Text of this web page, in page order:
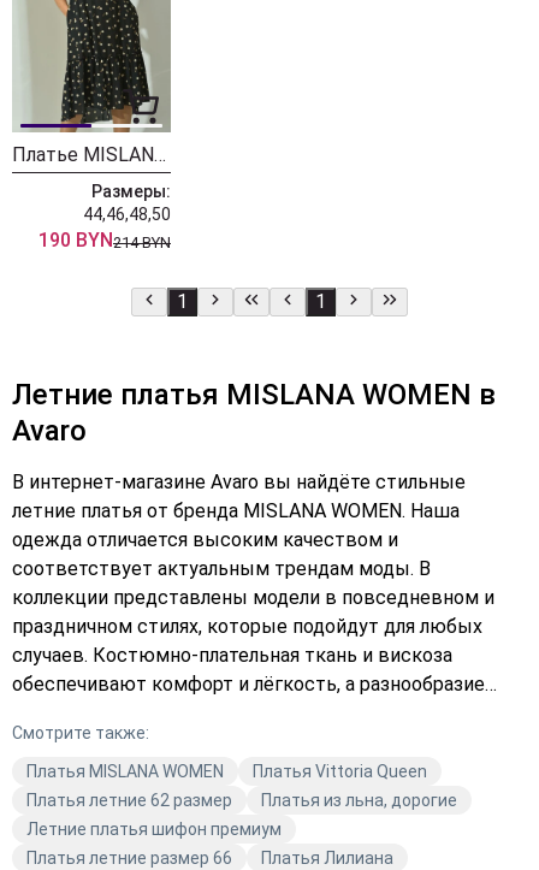
Платье MISLANA WOMEN 537
Размеры:
44,46,48,50
190 BYN214 BYN
1 1
Летние платья MISLANA WOMEN в
Avaro
В интернет-магазине Avaro вы найдёте стильные
летние платья от бренда MISLANA WOMEN. Наша
одежда отличается высоким качеством и
соответствует актуальным трендам моды. В
коллекции представлены модели в повседневном и
праздничном стилях, которые подойдут для любых
случаев. Костюмно-плательная ткань и вискоза
обеспечивают комфорт и лёгкость, а разнообразие
каждой женщине выбрать идеальный вариант. Платья
MISLANA WOMEN — это сочетание стиля и качества,
которое подчеркнёт вашу индивидуальность. В Avaro
мы уделяем особое внимание деталям, чтобы вы
чувствовали себя уверенно и красиво в любой
Смотрите также:
Платья MISLANA WOMEN
Платья Vittoria Queen
Платья летние 62 размер
Платья из льна, дорогие
Летние платья шифон премиум
Платья летние размер 66
Платья Лилиана